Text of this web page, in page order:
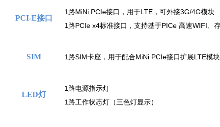
PCI-E接口
1路MiNi PCIe接口，用于LTE，可外接3G/4G模块
1路PCIe x4标准接口，支持基于PICe 高速WIFI、
SIM 1路SIM卡座，用于配合MiNi PCIe接口扩展LTE模块
LED灯
1路电源指示灯
1路工作状态灯（三色灯显示）